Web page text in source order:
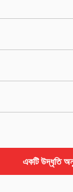
একটি উদ্ধৃতি